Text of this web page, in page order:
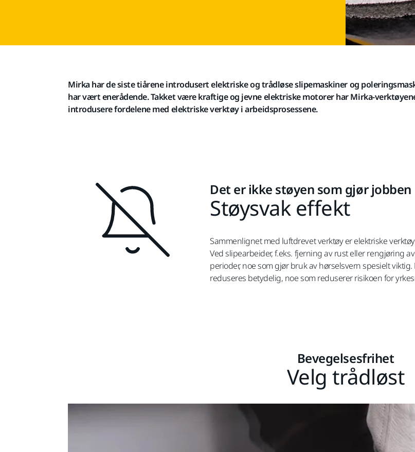
Mirka har de siste tiårene introdusert elektriske og trådløse slipemaskiner og
har vært enerådende. Takket være kraftige og jevne elektriske motorer har Mirka-
introdusere fordelene med elektriske verktøy i arbeidsprosessene.
Det er ikke støyen som gjør jobben
Støysvak effekt
Sammenlignet med luftdrevet verktøy er elektriske
Ved slipearbeider, f.eks. fjerning av rust eller rengjøring
perioder, noe som gjør bruk av hørselsvern spesielt
reduseres betydelig, noe som reduserer risikoen for
Bevegelsesfrihet
Velg trådløst